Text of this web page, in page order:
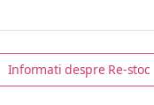
Informati despre Re-stoc